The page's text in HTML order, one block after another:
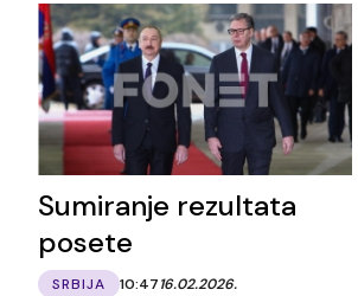
Sumiranje rezultata
posete
SRBIJA 10:4716.02.2026.